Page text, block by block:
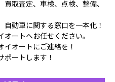
取査定、車検、点検、整備、
動車に関する窓口を一本化！
ートへお任せください。
オートにご連絡を！
ートします！